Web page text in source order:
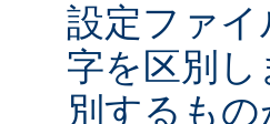
設定ファ
字を区別
別するも